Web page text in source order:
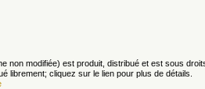
non modifiée) est produit, distribué et est sous
librement; cliquez sur le lien pour plus de détails.